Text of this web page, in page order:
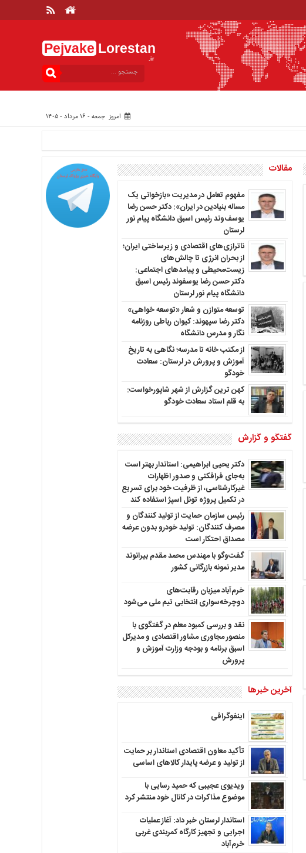
Pejvake Lorestan
.ir
امروز جمعه - ۱۶ مرداد - ۱۴۰۵
مقالات
مفهوم تعامل در مدیریت «بازخوانی یک
مساله بنیادین در ایران»: دکتر حسن رضا
یوسف‌وند رئیس اسبق دانشگاه پیام نور
لرستان
ناترازی‌های اقتصادی و زیرساختی ایران؛
از بحران انرژی تا چالش‌های
زیست‌محیطی و پیامدهای اجتماعی:
دکتر حسن رضا یوسفوند رئیس اسبق
دانشگاه پیام نور لرستان
توسعه متوازن و شعار «توسعه خواهی»
دکتر رضا سپهوند: کیوان رباطی روزنامه
نگار و مدرس دانشگاه
از مکتب خانه تا مدرسه؛ نگاهی به تاریخ
آموزش و پرورش در لرستان: سعادت
خودگو
کهن ترین گزارش از شهر شاپورخواست:
به قلم استاد سعادت خودگو
گفتگو و گزارش
دکتر یحیی ابراهیمی: استاندار بهتر است
به‌جای فرافکنی و صدور اظهارات
غیرکارشناسی، از ظرفیت خود برای تسریع
در تکمیل پروژه تونل اسپژ استفاده کند
رئیس سازمان حمایت از تولید کنندگان و
مصرف کنندگان: تولید خودرو بدون عرضه
مصداق احتکار است
گفت‌وگو با مهندس محمد مقدم بیرانوند
مدیر نمونه بازرگانی کشور
خرم‌آباد میزبان رقابت‌های
دوچرخه‌سواری انتخابی تیم ملی می‌شود
نقد و بررسی کمبود معلم در گفتگوی با
منصور مجاوری مشاور اقتصادی و مدیرکل
اسبق برنامه و بودجه وزارت آموزش و
پرورش
آخرین خبرها
اینفوگرافی
تأکید معاون اقتصادی استاندار بر حمایت
از تولید و عرضه پایدار کالاهای اساسی
ویدیوی عجیبی که حمید رسایی با
موضوع مذاکرات در کانال خود منتشر کرد
استاندار لرستان خبر داد: آغاز عملیات
اجرایی و تجهیز کارگاه کمربندی غربی
خرم‌آباد